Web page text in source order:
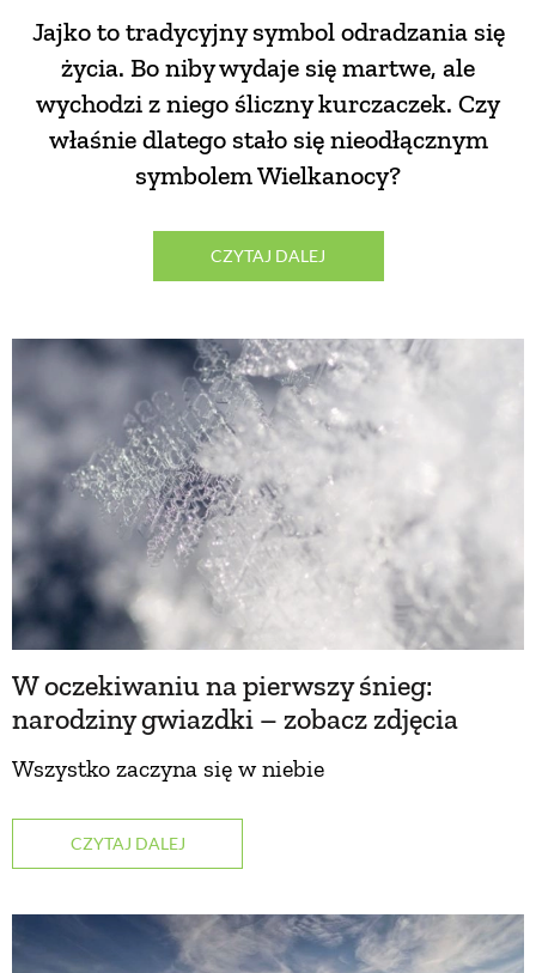
Jajko to tradycyjny symbol odradzania się
życia. Bo niby wydaje się martwe, ale
wychodzi z niego śliczny kurczaczek. Czy
właśnie dlatego stało się nieodłącznym
symbolem Wielkanocy?
CZYTAJ DALEJ
W oczekiwaniu na pierwszy śnieg:
narodziny gwiazdki – zobacz zdjęcia
Wszystko zaczyna się w niebie
CZYTAJ DALEJ